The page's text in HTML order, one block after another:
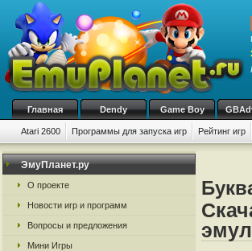
Главная Dendy Game Boy
Atari 2600 Программы для запуска игр Рейтинг игр
ЭмуПланет.ру
О проекте
Новости игр и программ
Вопросы и предложения
Мини Игры